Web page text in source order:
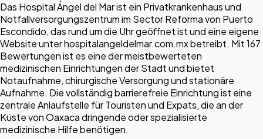
Das Hospital Ángel del Mar ist ein Privatkrankenhaus und
Notfallversorgungszentrum im Sector Reforma von Puerto
Escondido, das rund um die Uhr geöffnet ist und eine eigene
Website unter hospitalangeldelmar.com.mx betreibt. Mit 167
Bewertungen ist es eine der meistbewerteten
medizinischen Einrichtungen der Stadt und bietet
Notaufnahme, chirurgische Versorgung und stationäre
Aufnahme. Die vollständig barrierefreie Einrichtung ist eine
zentrale Anlaufstelle für Touristen und Expats, die an der
Küste von Oaxaca dringende oder spezialisierte
medizinische Hilfe benötigen.